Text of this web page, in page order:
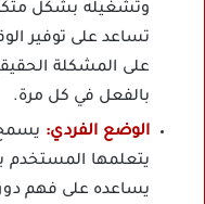
وتشغيله بشكل
تساعد على توفير
على المشكلة
بالفعل في كل مرة.
الوضع الفردي: يسمح
يتعلمها المستخدم
يساعده على فهم دور